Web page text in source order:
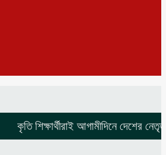
কৃতি শিক্ষার্থীরাই আগামীদিনে দেশের নেতৃত্ব